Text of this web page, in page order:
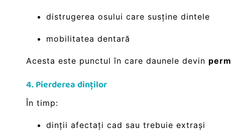
distrugerea osului care susține dintele
mobilitatea dentară
Acesta este punctul în care daunele devin
4. Pierderea dinților
În timp:
dinții afectați cad sau trebuie extrași